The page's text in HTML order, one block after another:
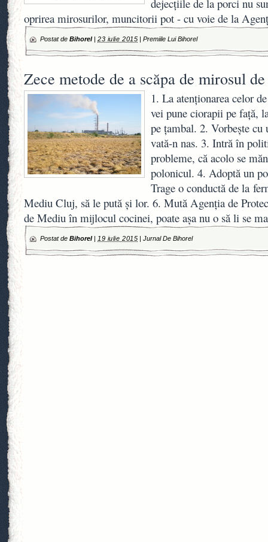
dejecţiile de la porci nu
oprirea mirosurilor, muncitorii pot - cu voie de la
Postat de Bihorel| 23 iulie 2015 |Premiile Lui Bihorel
Zece metode de a scăpa de mirosul
1. La atenţionarea celor
vei pune ciorapii pe faţă,
pe ţambal. 2. Vorbeşte cu
vată-n nas. 3. Intră în
probleme, că acolo se
polonicul. 4. Adoptă un
Trage o conductă de la
Mediu Cluj, să le pută şi lor. 6. Mută Agenţia de
de Mediu în mijlocul cocinei, poate aşa nu o să li se
Postat de Bihorel| 19 iulie 2015 |Jurnal De Bihorel